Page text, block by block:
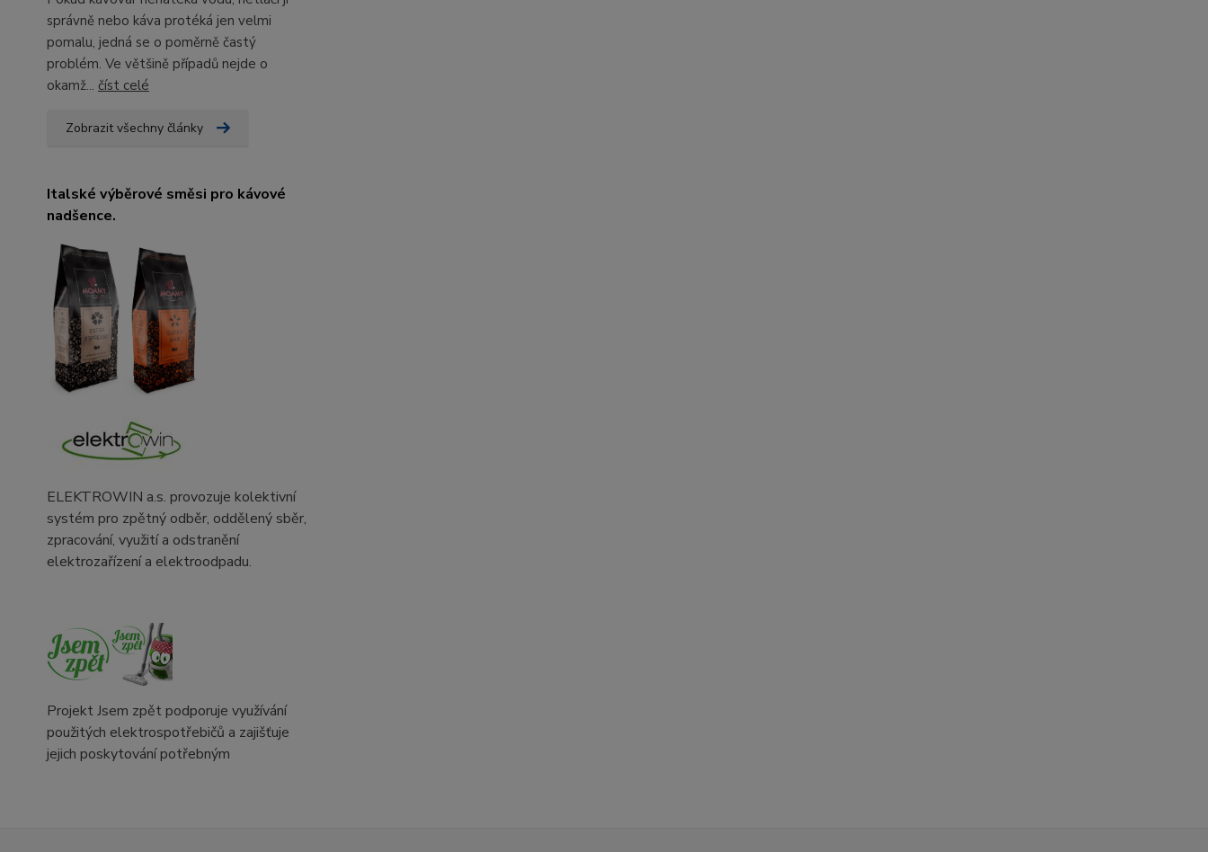
správně nebo káva protéká jen velmi
pomalu, jedná se o poměrně častý
problém. Ve většině případů nejde o
okamž... číst celé
Zobrazit všechny články
Italské výběrové směsi pro kávové
nadšence.
ELEKTROWIN a.s. provozuje kolektivní
systém pro zpětný odběr, oddělený sběr,
zpracování, využití a odstranění
elektrozařízení a elektroodpadu.
Projekt Jsem zpět podporuje využívání
použitých elektrospotřebičů a zajišťuje
jejich poskytování potřebným